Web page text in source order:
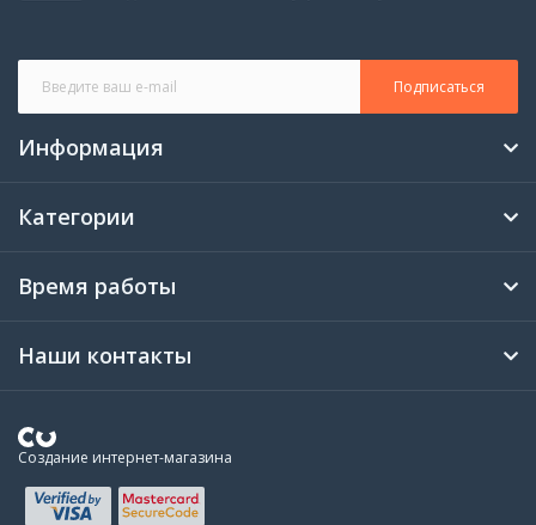
Подписаться
Информация
Категории
Время работы
Наши контакты
Создание интернет-магазина